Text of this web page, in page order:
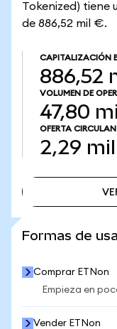
Tokenized) tiene
de 886,52 mil €.
CAPITALIZACIÓN
886,52
VOLUMEN DE
47,80
OFERTA
2,29 mil
Formas de
Comprar ETNon
Empieza en
Vender ETNon